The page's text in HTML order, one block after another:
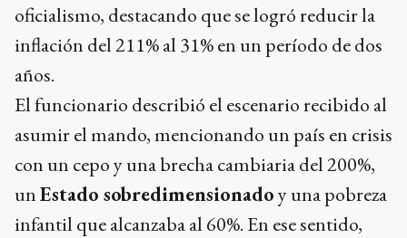
oficialismo, destacando que se logró reducir la
inflación del 211% al 31% en un período de dos
años.
El funcionario describió el escenario recibido al
asumir el mando, mencionando un país en crisis
con un cepo y una brecha cambiaria del 200%,
unEstado sobredimensionadoy una pobreza
infantil que alcanzaba al 60%. En ese sentido,